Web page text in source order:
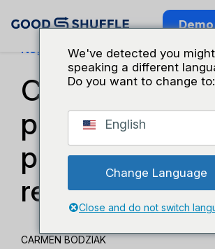
Negocios Y Crecimiento
Cómo
proveedor
preferente de
recinto
CARMEN BODZIAK
We've detected you
speaking a different
Do you want to change to:
English
Change Language
Close and do not switch